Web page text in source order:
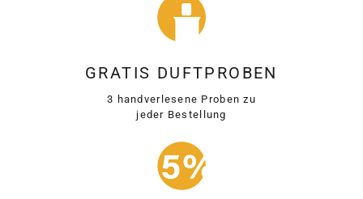
GRATIS DUFTPROBEN
3 handverlesene Proben zu
jeder Bestellung